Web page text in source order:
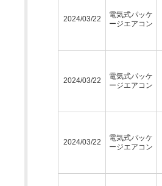
2024/03/22
電気式パッケ
ージエアコン
2024/03/22
電気式パッケ
ージエアコン
2024/03/22
電気式パッケ
ージエアコン